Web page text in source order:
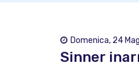
Domenica, 24
Sinner